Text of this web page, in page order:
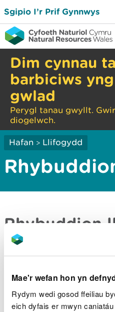
Mae'r wefan hon yn
Rydym wedi gosod ffeiliau
eich dyfais er mwyn caniatáu
Sgipio I’r Prif Gynnwys
Dim cynnau
barbiciws
gwlad
Perygl tanau gwyllt.
diogelwch.
Hafan > Llifogydd
Rhybuddion
Gallwch hefyd ffonio
gael 24 awr